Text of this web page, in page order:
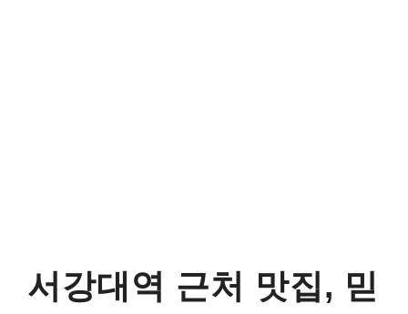
서강대역 근처 맛집, 믿